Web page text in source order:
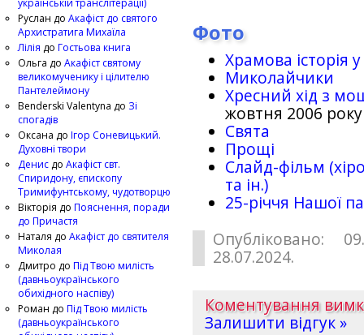
Фото
Храмова історія
Миколайчики
Хресний хід з
жовтня 2006 року
Свята
Прощі
Слайд-фільм
та ін.)
25-рiччя Нашої
Опубліковано:
28.07.2024.
Коментування
Залишити відгук »
Руслан до Акафіст до святого
Архистратига Михаїла
Лілія до Гостьова книга
Ольга до Акафіст святому
великомученику і цілителю
Пантелеймону
Benderski Valentyna до Зі
спогадів
Оксана до Ігор Соневицький.
Духовні твори
Денис до Акафіст свт.
Спиридону, єпископу
Тримифунтському, чудотворцю
Вікторія до Пояснення, поради
до Причастя
Наталя до Акафіст до святителя
Миколая
Дмитро до Під Твою милість
(давньоукраїнського
обихідного наспіву)
Роман до Під Твою милість
(давньоукраїнського